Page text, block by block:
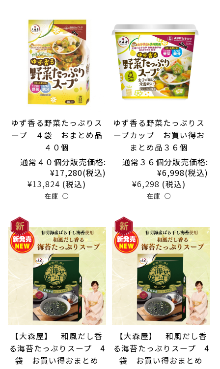
ゆず香る野菜たっぷりス
ープ ４袋 おまとめ品
４０個
通常４０個分販売価格:
¥17,280(税込)
¥13,824 (税込)
在庫 ○
ゆず香る野菜たっぷりス
ープカップ お買い得お
まとめ品３６個
通常３６個分販売価格:
¥6,998(税込)
¥6,298 (税込)
在庫 ○
【大森屋】 和風だし香
る海苔たっぷりスープ 4
袋 お買い得おまとめ
【大森屋】 和風だし香
る海苔たっぷりスープ 4
袋 お買い得おまとめ